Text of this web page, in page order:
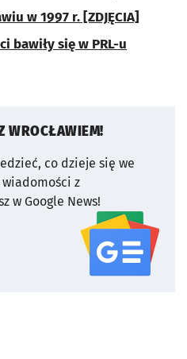
w 1997 r. [ZDJĘCIA]
bawiły się w PRL-u
WROCŁAWIEM!
co dzieje się we
z
w Google News!
serwisu